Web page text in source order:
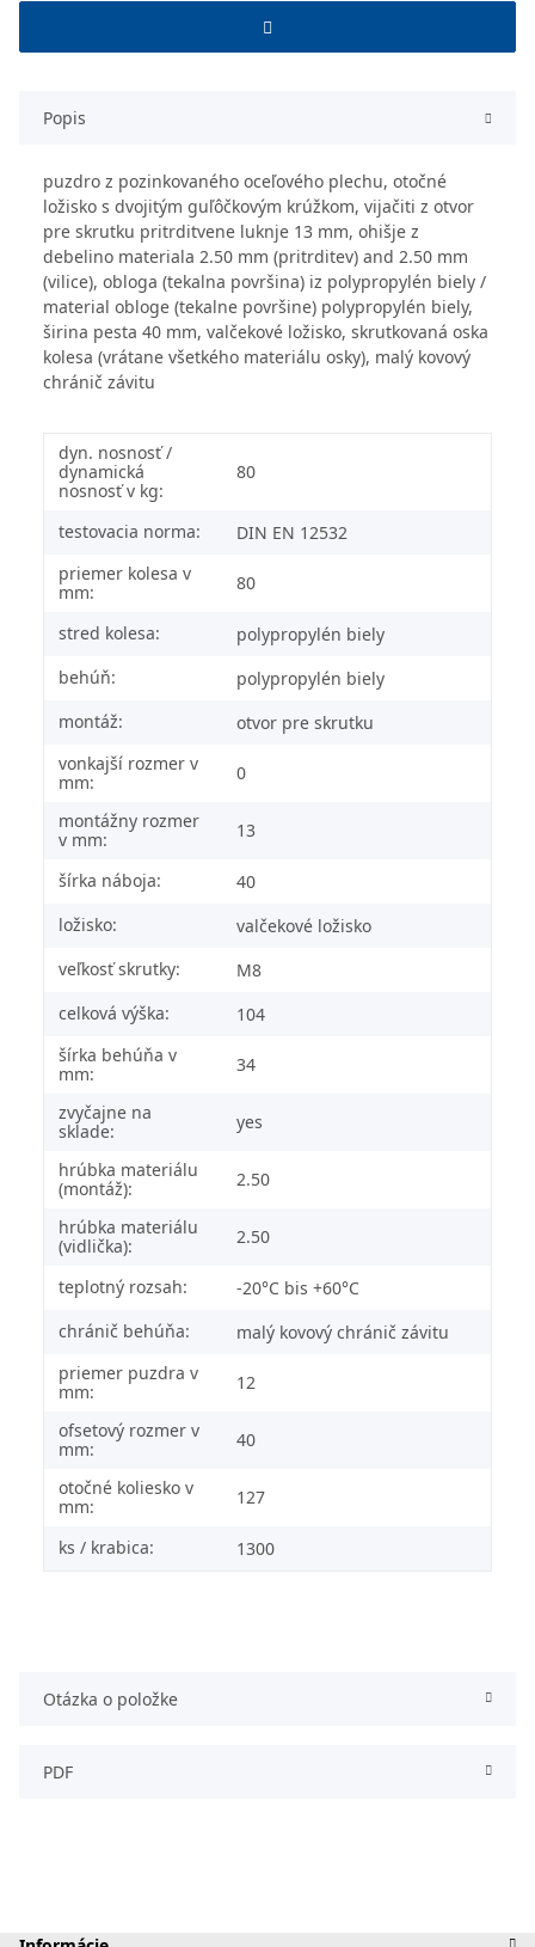
Popis
puzdro z pozinkovaného oceľového plechu, otočné
ložisko s dvojitým guľôčkovým krúžkom, vijačiti z otvor
pre skrutku pritrditvene luknje 13 mm, ohišje z
debelino materiala 2.50 mm (pritrditev) and 2.50 mm
(vilice), obloga (tekalna površina) iz polypropylén biely /
material obloge (tekalne površine) polypropylén biely,
širina pesta 40 mm, valčekové ložisko, skrutkovaná oska
kolesa (vrátane všetkého materiálu osky), malý kovový
chránič závitu
dyn. nosnosť /
dynamická
nosnosť v kg:
80
testovacia norma:
DIN EN 12532
priemer kolesa v
mm:
80
stred kolesa:
polypropylén biely
behúň:
polypropylén biely
montáž:
otvor pre skrutku
vonkajší rozmer v
mm:
0
montážny rozmer
v mm:
13
šírka náboja:
40
ložisko:
valčekové ložisko
veľkosť skrutky:
M8
celková výška:
104
šírka behúňa v
mm:
34
zvyčajne na
sklade:
yes
hrúbka materiálu
(montáž):
2.50
hrúbka materiálu
(vidlička):
2.50
teplotný rozsah:
-20°C bis +60°C
chránič behúňa:
malý kovový chránič závitu
priemer puzdra v
mm:
12
ofsetový rozmer v
mm:
40
otočné koliesko v
mm:
127
ks / krabica: 1300
Otázka o položke
PDF